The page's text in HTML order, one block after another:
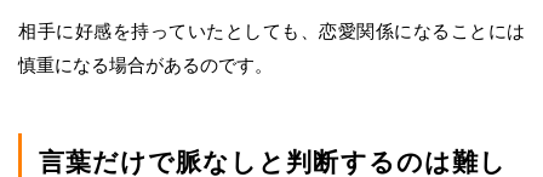
相手に好感を持っていたとしても、恋愛関係になることには
慎重になる場合があるのです。
言葉だけで脈なしと判断するのは難し